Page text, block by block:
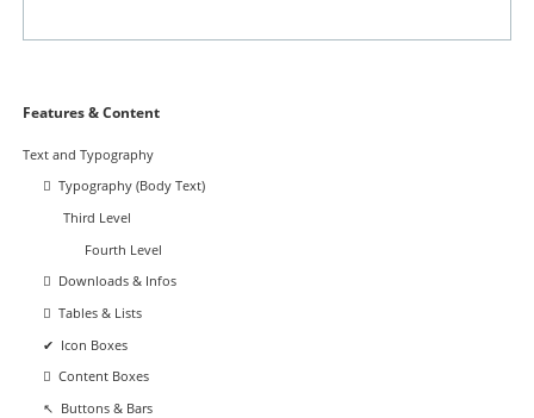
Navigation
Features & Content
Text and Typography
Typography (Body Text)
Third Level
Fourth Level
Downloads & Infos
Tables & Lists
Icon Boxes
Content Boxes
Buttons & Bars